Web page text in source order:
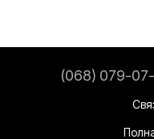
(068) 079-